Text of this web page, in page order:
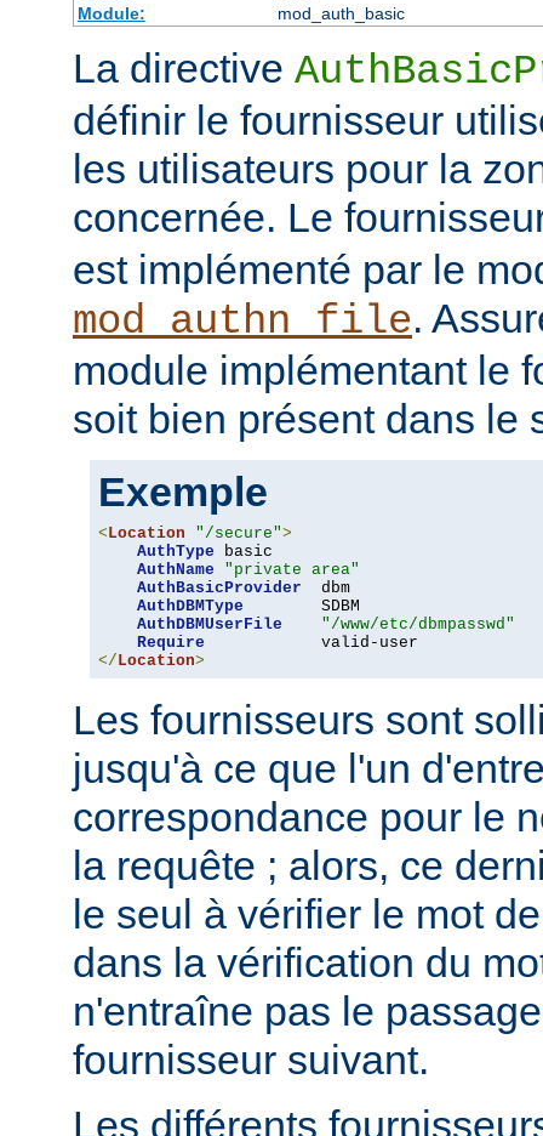
Module:
mod_auth_basic
La directive
définir le fournisseur
les utilisateurs pour la
concernée. Le
est implémenté par le
mod_authn_file.
module implémentant le
soit bien présent dans le
Exemple
<Location "/secure">
AuthType basic
AuthName
"private area"
AuthBasicProvider
  dbm
AuthDBMType
        SDBM
AuthDBMUserFile
"/www/etc/dbmpasswd"
Require
</Location>
Les fournisseurs sont
jusqu'à ce que l'un
correspondance pour le
la requête ; alors, ce
le seul à vérifier le mot
dans la vérification du
n'entraîne pas le
fournisseur suivant.
Les différents